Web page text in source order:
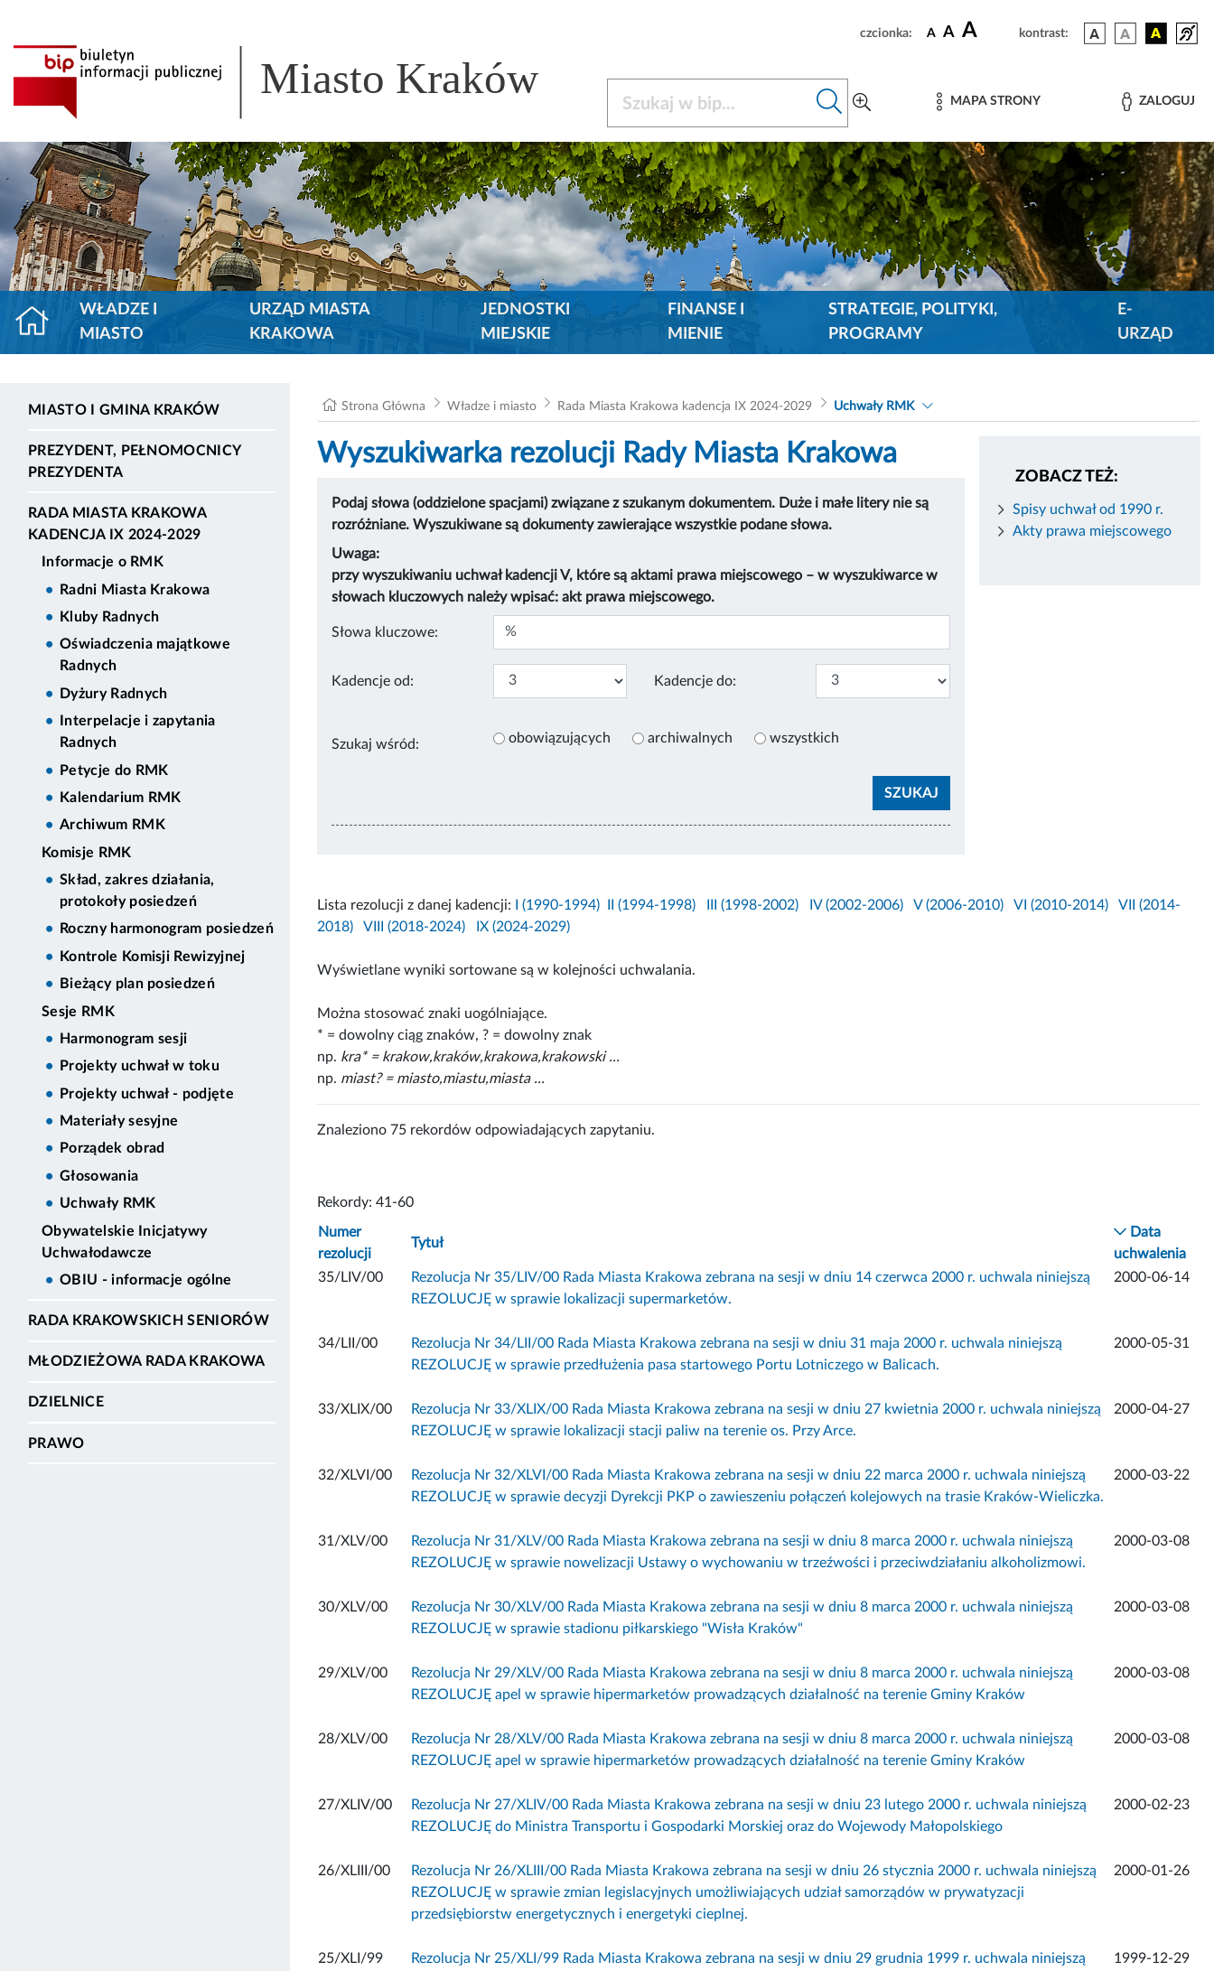
czcionka: A A A kontrast:
Miasto Kraków MAPA STRONY ZALOGUJ
WŁADZE I
MIASTO
URZĄD MIASTA
KRAKOWA
JEDNOSTKI
MIEJSKIE
FINANSE I
MIENIE
STRATEGIE, POLITYKI,
PROGRAMY
E-
URZĄD
MIASTO I GMINA KRAKÓW
PREZYDENT, PEŁNOMOCNICY
PREZYDENTA
RADA MIASTA KRAKOWA
KADENCJA IX 2024-2029
Informacje o RMK
Radni Miasta Krakowa
Kluby Radnych
Oświadczenia majątkowe
Radnych
Dyżury Radnych
Interpelacje i zapytania
Radnych
Petycje do RMK
Kalendarium RMK
Archiwum RMK
Komisje RMK
Skład, zakres działania,
protokoły posiedzeń
Roczny harmonogram posiedzeń
Kontrole Komisji Rewizyjnej
Bieżący plan posiedzeń
Sesje RMK
Harmonogram sesji
Projekty uchwał w toku
Projekty uchwał - podjęte
Materiały sesyjne
Porządek obrad
Głosowania
Uchwały RMK
Obywatelskie Inicjatywy
Uchwałodawcze
OBIU - informacje ogólne
RADA KRAKOWSKICH SENIORÓW
MŁODZIEŻOWA RADA KRAKOWA
DZIELNICE
PRAWO
Strona Główna Władze i miasto Rada Miasta Krakowa kadencja IX 2024-2029 Uchwały RMK
ZOBACZ TEŻ:
Spisy uchwał od 1990 r.
Akty prawa miejscowego
Wyszukiwarka rezolucji Rady Miasta Krakowa
Podaj słowa (oddzielone spacjami) związane z szukanym dokumentem. Duże i małe litery nie są
rozróżniane. Wyszukiwane są dokumenty zawierające wszystkie podane słowa.
Uwaga:
przy wyszukiwaniu uchwał kadencji V, które są aktami prawa miejscowego – w wyszukiwarce w
słowach kluczowych należy wpisać: akt prawa miejscowego.
Słowa kluczowe:
Kadencje od: Kadencje do:
Szukaj wśród: obowiązujących archiwalnych wszystkich
Lista rezolucji z danej kadencji: I (1990-1994) II (1994-1998) III (1998-2002) IV (2002-2006) V (2006-2010) VI (2010-2014)
VII (2014-
2018)
VIII (2018-2024) IX (2024-2029)
Wyświetlane wyniki sortowane są w kolejności uchwalania.
Można stosować znaki uogólniające.
* = dowolny ciąg znaków, ? = dowolny znak
np. kra* = krakow,kraków,krakowa,krakowski ...
np. miast? = miasto,miastu,miasta ...
Znaleziono 75 rekordów odpowiadających zapytaniu.
Rekordy: 41-60
Numer
rezolucji
Tytuł
Data
uchwalenia
35/LIV/00
Rezolucja Nr 35/LIV/00 Rada Miasta Krakowa zebrana na sesji w dniu 14 czerwca 2000 r. uchwala niniejszą
REZOLUCJĘ w sprawie lokalizacji supermarketów.
2000-06-14
34/LII/00
Rezolucja Nr 34/LII/00 Rada Miasta Krakowa zebrana na sesji w dniu 31 maja 2000 r. uchwala niniejszą
REZOLUCJĘ w sprawie przedłużenia pasa startowego Portu Lotniczego w Balicach.
2000-05-31
33/XLIX/00
Rezolucja Nr 33/XLIX/00 Rada Miasta Krakowa zebrana na sesji w dniu 27 kwietnia 2000 r. uchwala niniejszą
REZOLUCJĘ w sprawie lokalizacji stacji paliw na terenie os. Przy Arce.
2000-04-27
32/XLVI/00
Rezolucja Nr 32/XLVI/00 Rada Miasta Krakowa zebrana na sesji w dniu 22 marca 2000 r. uchwala niniejszą
REZOLUCJĘ w sprawie decyzji Dyrekcji PKP o zawieszeniu połączeń kolejowych na trasie Kraków-Wieliczka.
2000-03-22
31/XLV/00
Rezolucja Nr 31/XLV/00 Rada Miasta Krakowa zebrana na sesji w dniu 8 marca 2000 r. uchwala niniejszą
REZOLUCJĘ w sprawie nowelizacji Ustawy o wychowaniu w trzeźwości i przeciwdziałaniu alkoholizmowi.
2000-03-08
30/XLV/00
Rezolucja Nr 30/XLV/00 Rada Miasta Krakowa zebrana na sesji w dniu 8 marca 2000 r. uchwala niniejszą
REZOLUCJĘ w sprawie stadionu piłkarskiego "Wisła Kraków"
2000-03-08
29/XLV/00
Rezolucja Nr 29/XLV/00 Rada Miasta Krakowa zebrana na sesji w dniu 8 marca 2000 r. uchwala niniejszą
REZOLUCJĘ apel w sprawie hipermarketów prowadzących działalność na terenie Gminy Kraków
2000-03-08
28/XLV/00
Rezolucja Nr 28/XLV/00 Rada Miasta Krakowa zebrana na sesji w dniu 8 marca 2000 r. uchwala niniejszą
REZOLUCJĘ apel w sprawie hipermarketów prowadzących działalność na terenie Gminy Kraków
2000-03-08
27/XLIV/00
Rezolucja Nr 27/XLIV/00 Rada Miasta Krakowa zebrana na sesji w dniu 23 lutego 2000 r. uchwala niniejszą
REZOLUCJĘ do Ministra Transportu i Gospodarki Morskiej oraz do Wojewody Małopolskiego
2000-02-23
26/XLIII/00
Rezolucja Nr 26/XLIII/00 Rada Miasta Krakowa zebrana na sesji w dniu 26 stycznia 2000 r. uchwala niniejszą
REZOLUCJĘ w sprawie zmian legislacyjnych umożliwiających udział samorządów w prywatyzacji
przedsiębiorstw energetycznych i energetyki cieplnej.
2000-01-26
25/XLI/99
Rezolucja Nr 25/XLI/99 Rada Miasta Krakowa zebrana na sesji w dniu 29 grudnia 1999 r. uchwala niniejszą
1999-12-29